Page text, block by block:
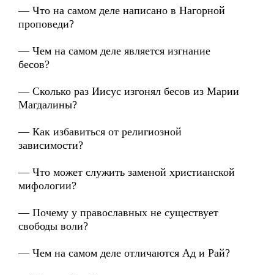
— Что на самом деле написано в Нагорной
проповеди?
— Чем на самом деле является изгнание
бесов?
— Сколько раз Иисус изгонял бесов из Марии
Магдалины?
— Как избавиться от религиозной
зависимости?
— Что может служить заменой христианской
мифологии?
— Почему у православных не существует
свободы воли?
— Чем на самом деле отличаются Ад и Рай?